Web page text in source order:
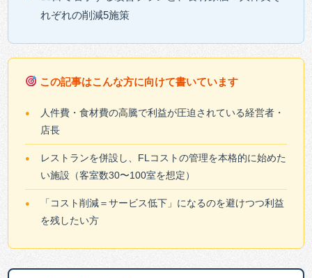
れぞれの削減5施策
この記事はこんな方に向けて書いています
人件費・食材費の高騰で利益が圧迫されている経営者・
店長
レストランを併設し、FLコストの管理を本格的に始めた
い施設（客室数30〜100室を想定）
「コスト削減＝サービス低下」になるのを避けつつ利益
を残したい方